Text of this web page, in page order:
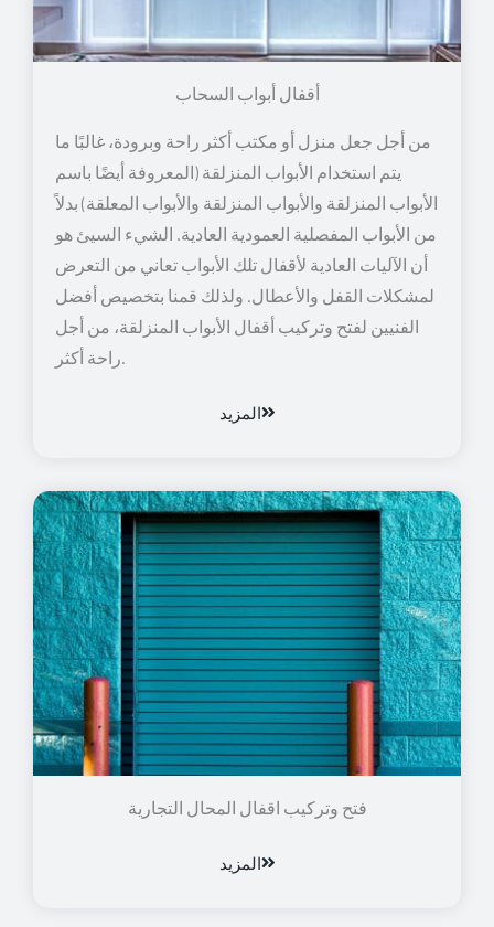
أقفال أبواب السحاب
من أجل جعل منزل أو مكتب أكثر راحة وبرودة، غالبًا ما
يتم استخدام الأبواب المنزلقة (المعروفة أيضًا باسم
الأبواب المنزلقة والأبواب المنزلقة والأبواب المعلقة) بدلاً
من الأبواب المفصلية العمودية العادية. الشيء السيئ هو
أن الآليات العادية لأقفال تلك الأبواب تعاني من التعرض
لمشكلات القفل والأعطال. ولذلك قمنا بتخصيص أفضل
الفنيين لفتح وتركيب أقفال الأبواب المنزلقة، من أجل
راحة أكثر.
المزيد
فتح وتركيب اقفال المحال التجارية
المزيد